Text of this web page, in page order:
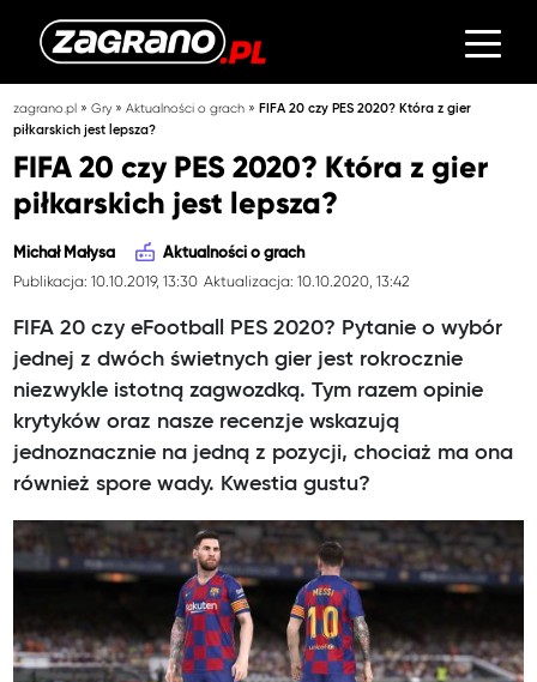
zagrano.pl »Gry»Aktualności o grach »FIFA 20 czy PES 2020? Która z gier
piłkarskich jest lepsza?
FIFA 20 czy PES 2020? Która z gier
piłkarskich jest lepsza?
Michał Małysa Aktualności o grach
Publikacja: 10.10.2019, 13:30 Aktualizacja: 10.10.2020, 13:42
FIFA 20 czy eFootball PES 2020? Pytanie o wybór
jednej z dwóch świetnych gier jest rokrocznie
niezwykle istotną zagwozdką. Tym razem opinie
krytyków oraz nasze recenzje wskazują
jednoznacznie na jedną z pozycji, chociaż ma ona
również spore wady. Kwestia gustu?